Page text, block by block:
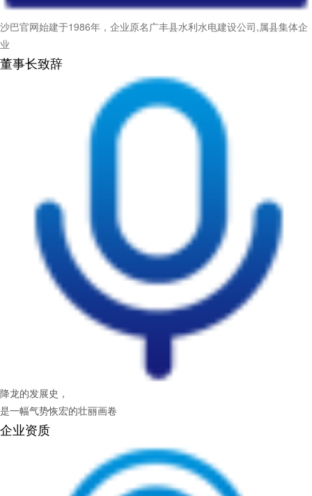
沙巴官网始建于1986年，企业原名广丰县水利水电建设公司,属县集体企
业
董事长致辞
降龙的发展史，
是一幅气势恢宏的壮丽画卷
企业资质